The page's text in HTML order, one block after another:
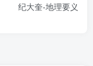
纪大奎-地理要义